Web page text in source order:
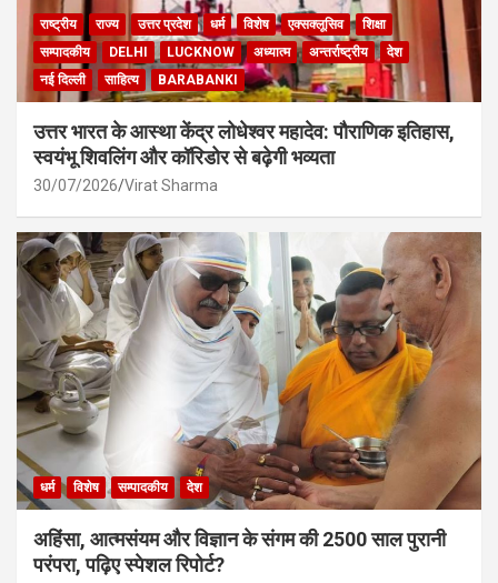
राष्ट्रीय राज्य उत्तर प्रदेश धर्म विशेष एक्सक्लूसिव
शिक्षा
सम्पादकीय
DELHI LUCKNOW अध्यात्म अन्तर्राष्ट्रीय
देश
नई दिल्ली
साहित्य BARABANKI
उत्तर भारत के आस्था केंद्र लोधेश्वर महादेव: पौराणिक इतिहास,
स्वयंभू शिवलिंग और कॉरिडोर से बढ़ेगी भव्यता
30/07/2026 Virat Sharma
धर्म विशेष सम्पादकीय देश
अहिंसा, आत्मसंयम और विज्ञान के संगम की 2500 साल पुरानी
परंपरा, पढ़िए स्पेशल रिपोर्ट?